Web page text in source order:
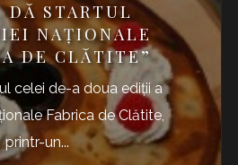
DĂ STARTUL
NAȚIONALE
DE CLĂTITE”
celei de-a doua ediții a
Fabrica de Clătite,
printr-un...